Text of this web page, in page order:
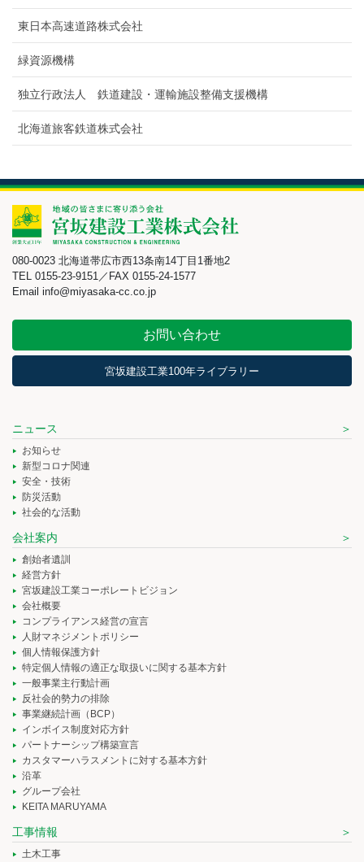
東日本高速道路株式会社
緑資源機構
独立行政法人 鉄道建設・運輸施設整備支援機構
北海道旅客鉄道株式会社
080-0023 北海道帯広市西13条南14丁目1番地2
TEL 0155-23-9151／FAX 0155-24-1577
Email info@miyasaka-cc.co.jp
お問い合わせ
宮坂建設工業100年ライブラリー
ニュース
お知らせ
新型コロナ関連
安全・技術
防災活動
社会的な活動
会社案内
創始者遺訓
経営方針
宮坂建設工業コーポレートビジョン
会社概要
コンプライアンス経営の宣言
人財マネジメントポリシー
個人情報保護方針
特定個人情報の適正な取扱いに関する基本方針
一般事業主行動計画
反社会的勢力の排除
事業継続計画（BCP）
インボイス制度対応方針
パートナーシップ構築宣言
カスタマーハラスメントに対する基本方針
沿革
グループ会社
KEITA MARUYAMA
工事情報
土木工事